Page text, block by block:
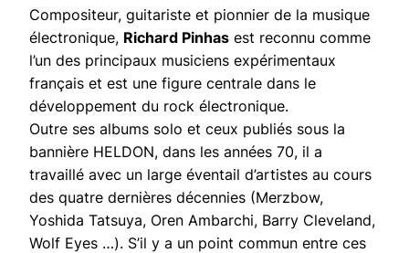
Compositeur, guitariste et pionnier de la musique
électronique, Richard Pinhas est reconnu comme
l’un des principaux musiciens expérimentaux
français et est une figure centrale dans le
développement du rock électronique.
Outre ses albums solo et ceux publiés sous la
bannière HELDON, dans les années 70, il a
travaillé avec un large éventail d’artistes au cours
des quatre dernières décennies (Merzbow,
Yoshida Tatsuya, Oren Ambarchi, Barry Cleveland,
Wolf Eyes …). S’il y a un point commun entre ces